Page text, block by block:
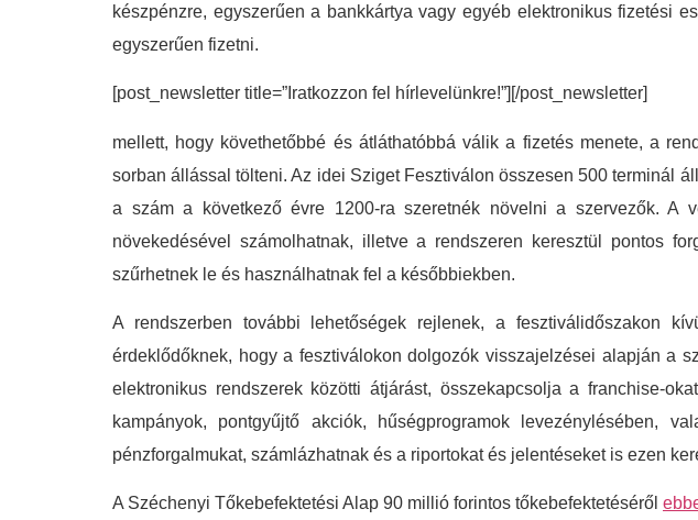
készpénzre, egyszerűen a bankkártya vagy egyéb elektronikus fizetési
egyszerűen fizetni.
[post_newsletter title=”Iratkozzon fel hírlevelünkre!”][/post_newsletter]
mellett, hogy követhetőbbé és átláthatóbbá válik a fizetés menete, a
sorban állással tölteni. Az idei Sziget Fesztiválon összesen 500 terminál
a szám a következő évre 1200-ra szeretnék növelni a szervezők. A
növekedésével számolhatnak, illetve a rendszeren keresztül pontos
szűrhetnek le és használhatnak fel a későbbiekben.
A rendszerben további lehetőségek rejlenek, a fesztiválidőszakon
érdeklődőknek, hogy a fesztiválokon dolgozók visszajelzései alapján a
elektronikus rendszerek közötti átjárást, összekapcsolja a franchise-
kampányok, pontgyűjtő akciók, hűségprogramok levezénylésében,
pénzforgalmukat, számlázhatnak és a riportokat és jelentéseket is ezen
A Széchenyi Tőkebefektetési Alap 90 millió forintos tőkebefektetéséről